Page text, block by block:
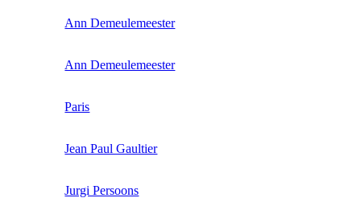
Ann Demeulemeester
Ann Demeulemeester
Paris
Jean Paul Gaultier
Jurgi Persoons